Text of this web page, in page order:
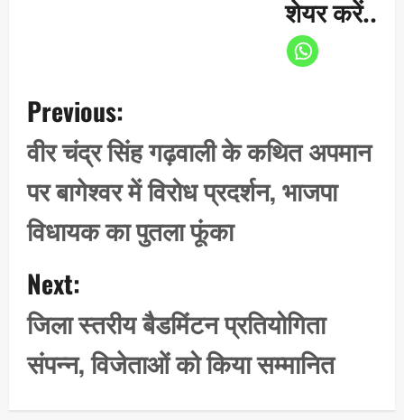
शेयर करें..
o
s
t
n
a
v
i
g
a
t
i
o
Previous:
वीर चंद्र सिंह गढ़वाली के कथित अपमान
पर बागेश्वर में विरोध प्रदर्शन, भाजपा
विधायक का पुतला फूंका
Next:
जिला स्तरीय बैडमिंटन प्रतियोगिता
संपन्न, विजेताओं को किया सम्मानित